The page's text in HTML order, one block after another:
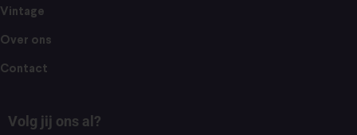
Vintage
Over ons
Contact
Volg jij ons al?